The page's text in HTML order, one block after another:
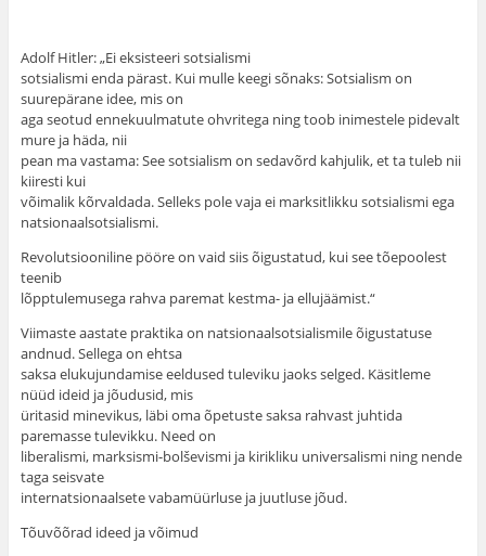
Adolf Hitler: „Ei eksisteeri sotsialismi
sotsialismi enda pärast. Kui mulle keegi sõnaks: Sotsialism on
suurepärane idee, mis on
aga seotud ennekuulmatute ohvritega ning toob inimestele pidevalt
mure ja häda, nii
pean ma vastama: See sotsialism on sedavõrd kahjulik, et ta tuleb nii
kiiresti kui
võimalik kõrvaldada. Selleks pole vaja ei marksitlikku sotsialismi ega
natsionaalsotsialismi.
Revolutsiooniline pööre on vaid siis õigustatud, kui see tõepoolest
teenib
lõpptulemusega rahva paremat kestma- ja ellujäämist.“
Viimaste aastate praktika on natsionaalsotsialismile õigustatuse
andnud. Sellega on ehtsa
saksa elukujundamise eeldused tuleviku jaoks selged. Käsitleme
nüüd ideid ja jõudusid, mis
üritasid minevikus, läbi oma õpetuste saksa rahvast juhtida
paremasse tulevikku. Need on
liberalismi, marksismi-bolševismi ja kirikliku universalismi ning nende
taga seisvate
internatsionaalsete vabamüürluse ja juutluse jõud.
Tõuvõõrad ideed ja võimud